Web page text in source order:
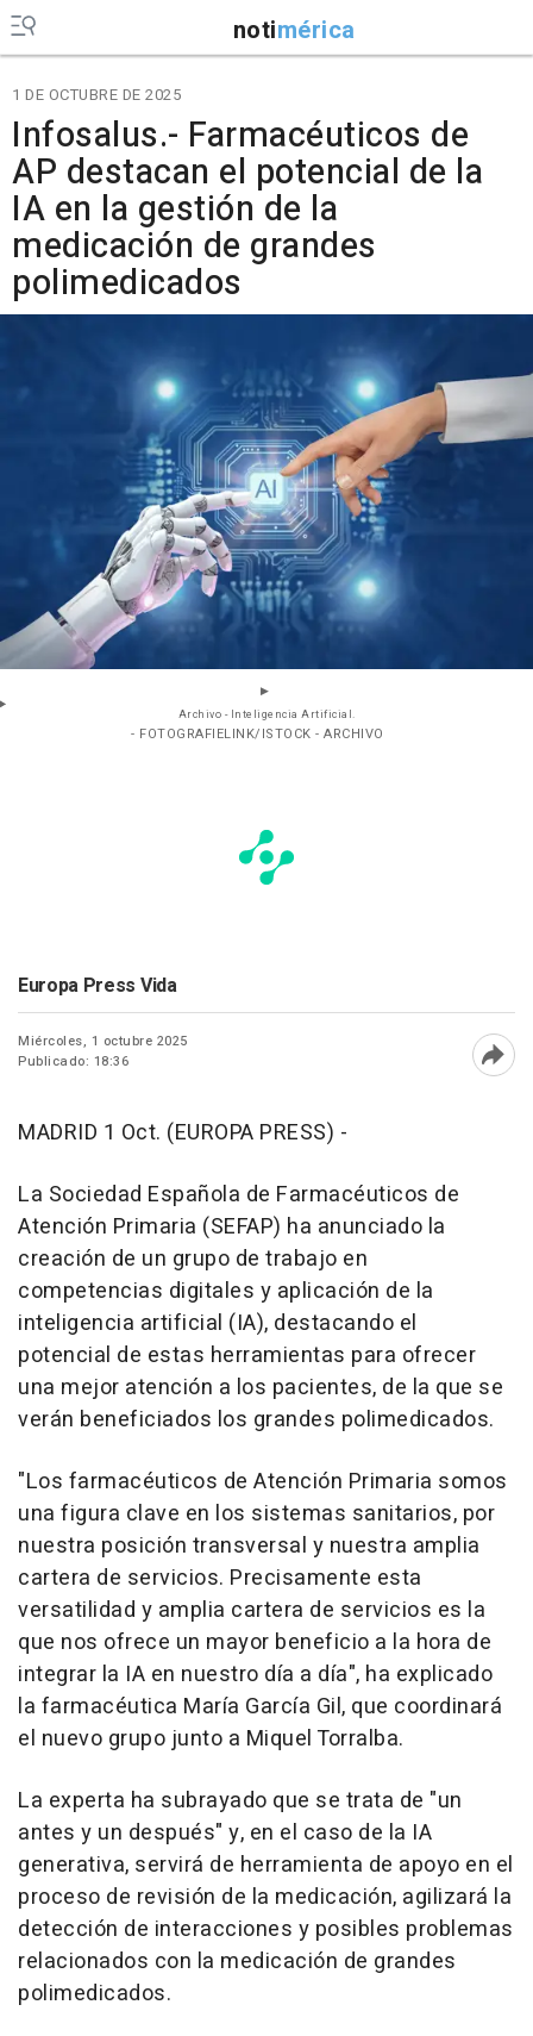
notimérica
1 DE OCTUBRE DE 2025
Infosalus.- Farmacéuticos de
AP destacan el potencial de la
IA en la gestión de la
medicación de grandes
polimedicados
Archivo - Inteligencia Artificial.
- FOTOGRAFIELINK/ISTOCK - ARCHIVO
Europa Press Vida
Miércoles, 1 octubre 2025
Publicado: 18:36
MADRID 1 Oct. (EUROPA PRESS) -
La Sociedad Española de Farmacéuticos de
Atención Primaria (SEFAP) ha anunciado la
creación de un grupo de trabajo en
competencias digitales y aplicación de la
inteligencia artificial (IA), destacando el
potencial de estas herramientas para ofrecer
una mejor atención a los pacientes, de la que se
verán beneficiados los grandes polimedicados.
"Los farmacéuticos de Atención Primaria somos
una figura clave en los sistemas sanitarios, por
nuestra posición transversal y nuestra amplia
cartera de servicios. Precisamente esta
versatilidad y amplia cartera de servicios es la
que nos ofrece un mayor beneficio a la hora de
integrar la IA en nuestro día a día", ha explicado
la farmacéutica María García Gil, que coordinará
el nuevo grupo junto a Miquel Torralba.
La experta ha subrayado que se trata de "un
antes y un después" y, en el caso de la IA
generativa, servirá de herramienta de apoyo en el
proceso de revisión de la medicación, agilizará la
detección de interacciones y posibles problemas
relacionados con la medicación de grandes
polimedicados.